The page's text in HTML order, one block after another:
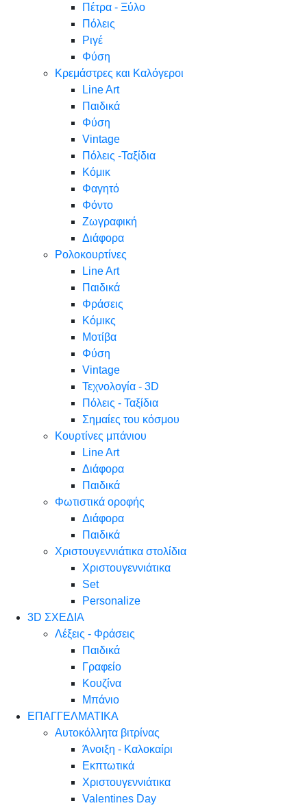
Πέτρα - Ξύλο
Πόλεις
Ριγέ
Φύση
Κρεμάστρες και Καλόγεροι
Line Art
Παιδικά
Φύση
Vintage
Πόλεις -Ταξίδια
Κόμικ
Φαγητό
Φόντο
Ζωγραφική
Διάφορα
Ρολοκουρτίνες
Line Art
Παιδικά
Φράσεις
Κόμικς
Μοτίβα
Φύση
Vintage
Τεχνολογία - 3D
Πόλεις - Ταξίδια
Σημαίες του κόσμου
Κουρτίνες μπάνιου
Line Art
Διάφορα
Παιδικά
Φωτιστικά οροφής
Διάφορα
Παιδικά
Χριστουγεννιάτικα στολίδια
Χριστουγεννιάτικα
Set
Personalize
3D ΣΧΕΔΙΑ
Λέξεις - Φράσεις
Παιδικά
Γραφείο
Κουζίνα
Μπάνιο
ΕΠΑΓΓΕΛΜΑΤΙΚΑ
Αυτοκόλλητα βιτρίνας
Άνοιξη - Καλοκαίρι
Εκπτωτικά
Χριστουγεννιάτικα
Valentines Day